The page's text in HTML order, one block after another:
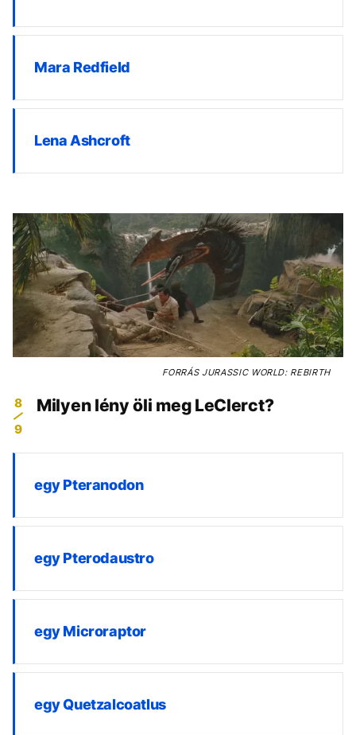
Mara Redfield
Lena Ashcroft
FORRÁSJURASSIC WORLD: REBIRTH
8
9
Milyen lény öli meg LeClerct?
egy Pteranodon
egy Pterodaustro
egy Microraptor
egy Quetzalcoatlus